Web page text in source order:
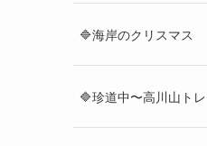
🔷海岸のクリスマス
🔷珍道中〜高川山ト